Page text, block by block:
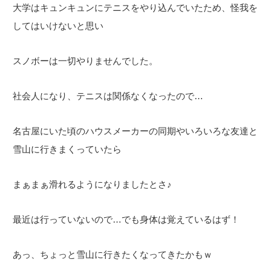
大学はキュンキュンにテニスをやり込んでいたため、怪我を
してはいけないと思い
スノボーは一切やりませんでした。
社会人になり、テニスは関係なくなったので…
名古屋にいた頃のハウスメーカーの同期やいろいろな友達と
雪山に行きまくっていたら
まぁまぁ滑れるようになりましたとさ♪
最近は行っていないので…でも身体は覚えているはず！
あっ、ちょっと雪山に行きたくなってきたかもｗ